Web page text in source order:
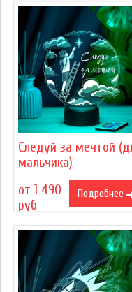
Следуй за мечтой
мальчика)
от 1 490
руб
Подробнее